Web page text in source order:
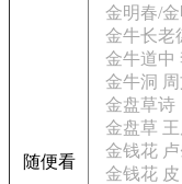
随便看
金明春/
金牛长老
金牛道中
金牛洞
金盘草诗
金盘草 王
金钱花
金钱花